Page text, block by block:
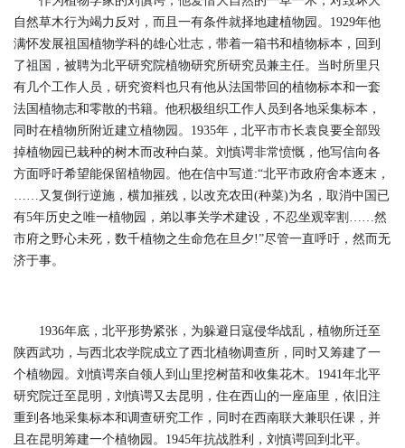
自然草木行为竭力反对，而且一有条件就择地建植物园。1929年他
满怀发展祖国植物学科的雄心壮志，带着一箱书和植物标本，回到
了祖国，被聘为北平研究院植物研究所研究员兼主任。当时所里只
有几个工作人员，研究资料也只有他从法国带回的植物标本和一套
法国植物志和零散的书籍。他积极组织工作人员到各地采集标本，
同时在植物所附近建立植物园。1935年，北平市市长袁良要全部毁
掉植物园已栽种的树木而改种白菜。刘慎谔非常愤慨，他写信向各
方面呼吁希望能保留植物园。他在信中写道:“北平市政府舍本逐末，
……又复倒行逆施，横加摧残，以改充农田(种菜)为名，取消中国已
有5年历史之唯一植物园，弟以事关学术建设，不忍坐观宰割……然
市府之野心未死，数千植物之生命危在旦夕!”尽管一直呼吁，然而无
济于事。
1936年底，北平形势紧张，为躲避日寇侵华战乱，植物所迁至
陕西武功，与西北农学院成立了西北植物调查所，同时又筹建了一
个植物园。刘慎谔亲自领人到山里挖树苗和收集花木。1941年北平
研究院迁至昆明，刘慎谔又去昆明，住在西山的一座庙里，依旧注
重到各地采集标本和调查研究工作，同时在西南联大兼职任课，并
且在昆明筹建一个植物园。1945年抗战胜利，刘慎谔回到北平。